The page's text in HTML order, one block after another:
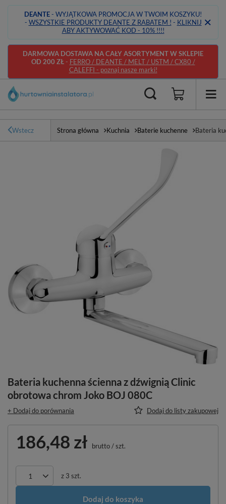
DEANTE- WYJĄTKOWA PROMOCJA W TWOIM KOSZYKU!
- WSZYSTKIE PRODUKTY DEANTE Z RABATEM ! - KLIKNIJ
ABY AKTYWOWAĆ KOD - 10% !!!!
DARMOWA DOSTAWA NA CAŁY ASORTYMENT W SKLEPIE
OD 200 ZŁ- FERRO / DEANTE / MELT / USTM / CX80 /
CALEFFI - poznaj nasze marki!
Wstecz Strona główna Kuchnia Baterie kuchenne Bateria
Bateria kuchenna ścienna z dźwignią Clinic
obrotowa chrom Joko BOJ 080C
+ Dodaj do porównania Dodaj do listy zakupowej
186,48 zł brutto/szt.
z 3 szt.
Dodaj do koszyka